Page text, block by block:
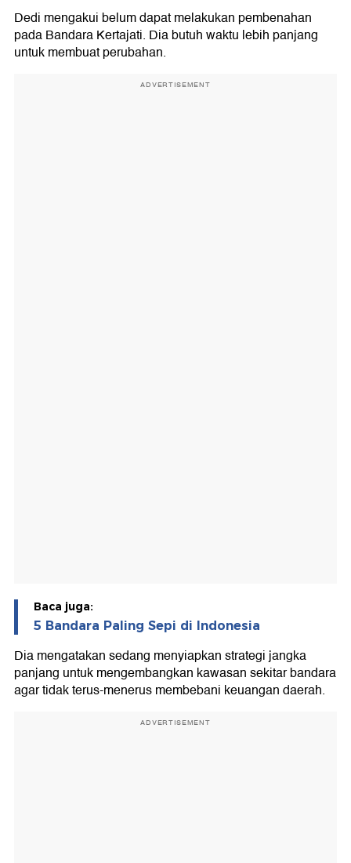
Dedi mengakui belum dapat melakukan pembenahan
pada Bandara Kertajati. Dia butuh waktu lebih panjang
untuk membuat perubahan.
ADVERTISEMENT
Baca juga:
5 Bandara Paling Sepi di Indonesia
Dia mengatakan sedang menyiapkan strategi jangka
panjang untuk mengembangkan kawasan sekitar bandara
agar tidak terus-menerus membebani keuangan daerah.
ADVERTISEMENT